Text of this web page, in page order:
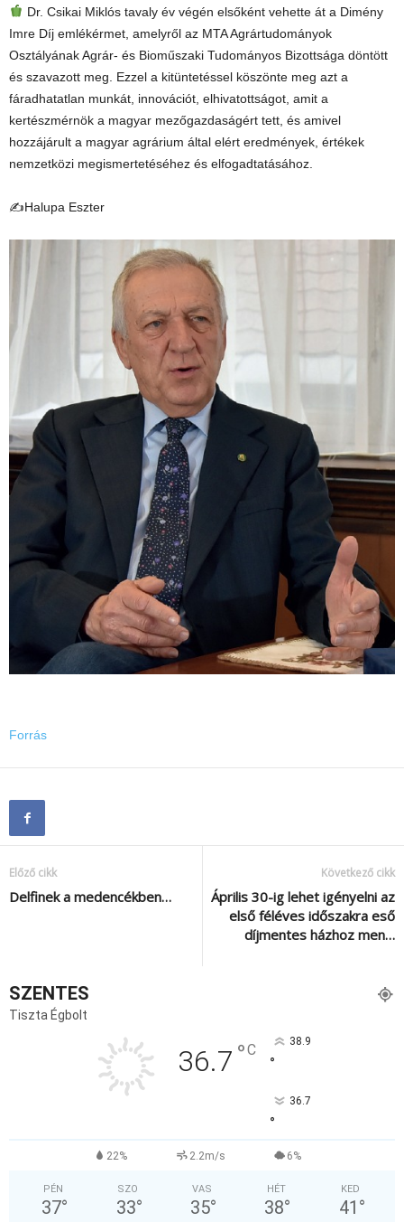
Dr. Csikai Miklós tavaly év végén elsőként vehette át a Dimény
Imre Díj emlékérmet, amelyről az MTA Agrártudományok
Osztályának Agrár- és Bioműszaki Tudományos Bizottsága döntött
és szavazott meg. Ezzel a kitüntetéssel köszönte meg azt a
fáradhatatlan munkát, innovációt, elhivatottságot, amit a
kertészmérnök a magyar mezőgazdaságért tett, és amivel
hozzájárult a magyar agrárium által elért eredmények, értékek
nemzetközi megismertetéséhez és elfogadtatásához.
✍Halupa Eszter
Forrás
Előző cikk
Delfinek a medencékben…
Következő cikk
Április 30-ig lehet igényelni az
első féléves időszakra eső
díjmentes házhoz men…
SZENTES
Tiszta Égbolt
36.7 °C 38.9
°
36.7
°
22% 2.2m/s 6%
PÉN
37°
SZO
33°
VAS
35°
HÉT
38°
KED
41 °